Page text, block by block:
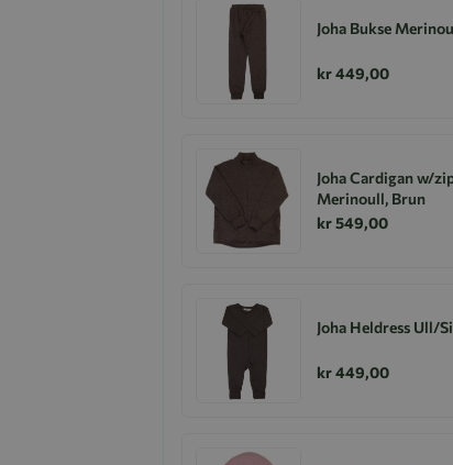
Joha Bukse
kr 449,00
Joha Cardigan w/
Merinoull, Brun
kr 549,00
Joha Heldress Ull/
kr 449,00